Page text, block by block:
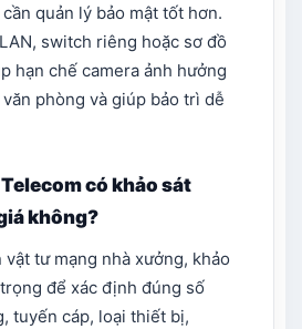
quản lý bảo mật tốt hơn.
switch riêng hoặc sơ đồ
hạn chế camera ảnh hưởng
phòng và giúp bảo trì dễ
có khảo sát
không?
vật tư mạng nhà xưởng, khảo
để xác định đúng số
tuyến cáp, loại thiết bị,